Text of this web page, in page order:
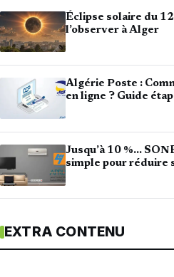
Éclipse solaire du
l’observer à Alger
Algérie Poste :
en ligne ? Guide
Jusqu’à 10 %…
simple pour réduire
EXTRA CONTENU